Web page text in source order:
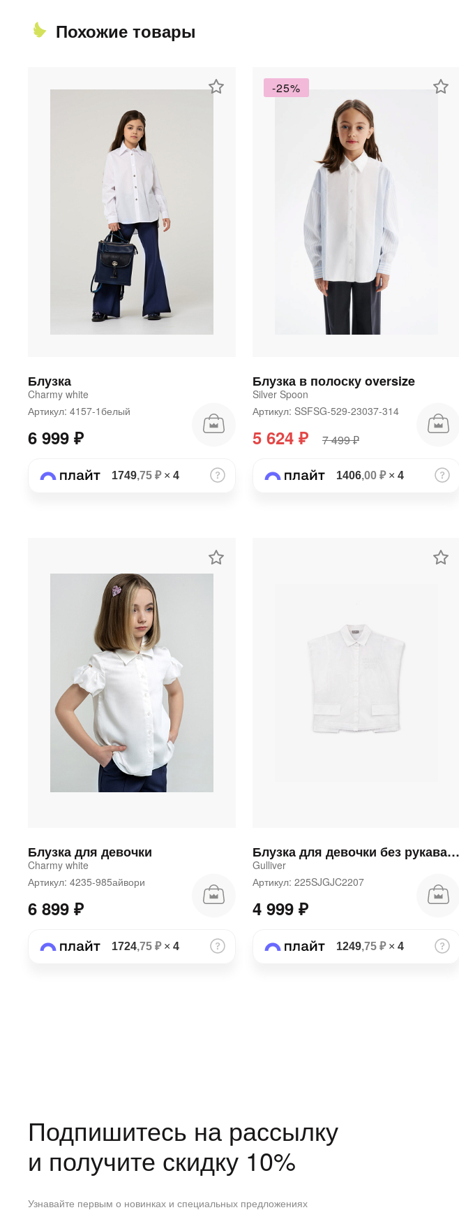
Похожие товары
Блузка
Charmy white
Артикул: 4157-1белый
6 999 ₽
1749,75 ₽× 4
-25%
Блузка в полоску oversize
Silver Spoon
Артикул: SSFSG-529-23037-314
5 624 ₽ 7 499 ₽
1406,00 ₽× 4
Блузка для девочки
Charmy white
Артикул: 4235-985айвори
6 899 ₽
1724,75 ₽× 4
Блузка для девочки без рукава из поплина белая
Gulliver
Артикул: 225SJGJC2207
4 999 ₽
1249,75 ₽× 4
Подпишитесь на рассылку
и получите скидку 10%
Узнавайте первым о новинках и специальных предложениях